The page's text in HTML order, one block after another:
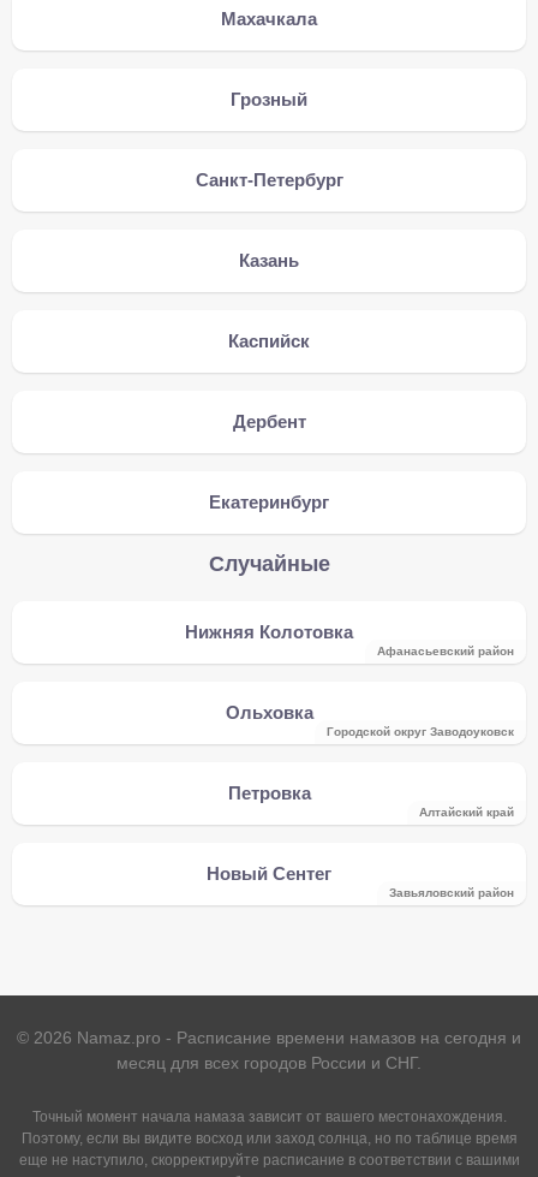
Махачкала
Грозный
Санкт-Петербург
Казань
Каспийск
Дербент
Екатеринбург
Случайные
Нижняя Колотовка
Афанасьевский район
Ольховка
Городской округ Заводоуковск
Петровка
Алтайский край
Новый Сентег
Завьяловский район
© 2026 Namaz.pro - Расписание времени намазов на сегодня и
месяц для всех городов России и СНГ.
Точный момент начала намаза зависит от вашего местонахождения.
Поэтому, если вы видите восход или заход солнца, но по таблице время
еще не наступило, скорректируйте расписание в соответствии с вашими